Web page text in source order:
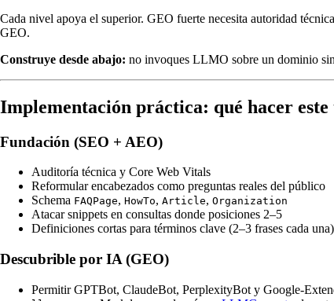
Cada nivel apoya el superior. GEO fuerte necesita autoridad
GEO.
Construye desde abajo: no invoques LLMO sobre un dominio
Implementación práctica: qué hacer
Fundación (SEO + AEO)
Auditoría técnica y Core Web Vitals
Reformular encabezados como preguntas reales del público
Schema FAQPage, HowTo, Article, Organization
Atacar snippets en consultas donde posiciones 2–5
Definiciones cortas para términos clave (2–3 frases cada una)
Descubrible por IA (GEO)
Permitir GPTBot, ClaudeBot, PerplexityBot y